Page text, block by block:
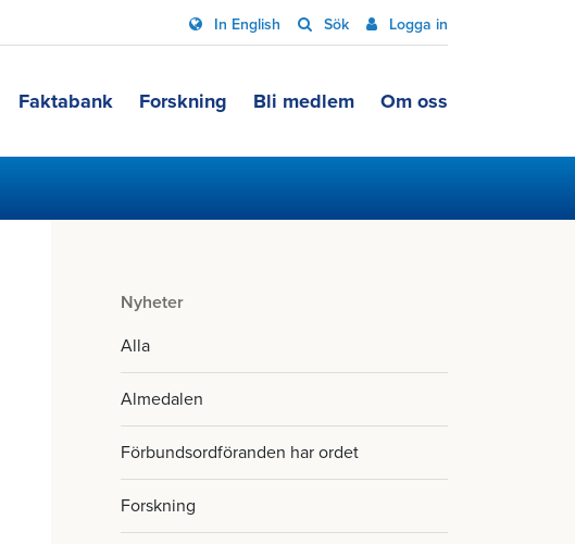
In English Sök Logga in
Faktabank Forskning Bli medlem Om oss
Nyheter
Alla
Almedalen
Förbundsordföranden har ordet
Forskning